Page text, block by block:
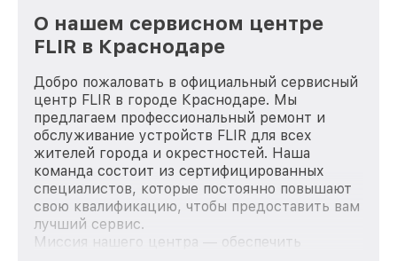
О нашем сервисном центре
FLIR в Краснодаре
Добро пожаловать в официальный сервисный
центр FLIR в городе Краснодаре. Мы
предлагаем профессиональный ремонт и
обслуживание устройств FLIR для всех
жителей города и окрестностей. Наша
команда состоит из сертифицированных
специалистов, которые постоянно повышают
свою квалификацию, чтобы предоставить вам
лучший сервис.
Миссия нашего центра — обеспечить